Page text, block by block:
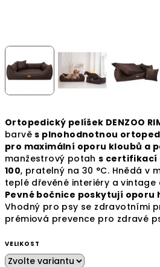
Ortopedický pelíšek DENZOO
barvěs plnohodnotnou
pro maximální oporu kloubů a
manžestrový potahs certifikací
100, pratelný na 30 °C. Hnědá v
teplé dřevěné interiéry a vintage
Pevné bočnice poskytují oporu
Vhodný pro psy se zdravotními
prémiová prevence pro zdravé
VELIKOST